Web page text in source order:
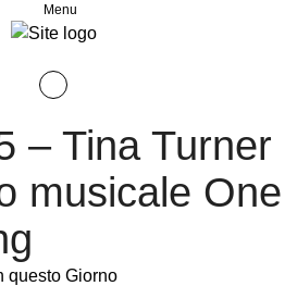
Menu
– Tina Turner
musicale One
questo Giorno